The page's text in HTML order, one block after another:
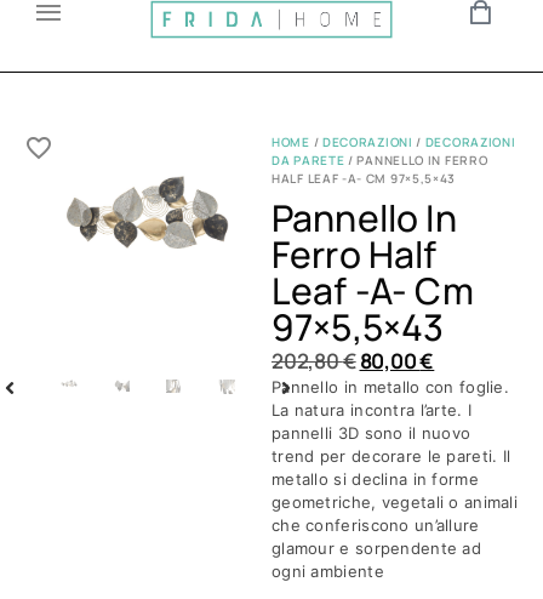
HOME / DECORAZIONI / DECORAZIONI
DA PARETE / PANNELLO IN FERRO
HALF LEAF -A- CM 97×5,5×43
Pannello In
Ferro Half
Leaf -a- Cm
97×5,5×43
202,80€80,00€
Pannello in metallo con foglie.
La natura incontra l’arte. I
pannelli 3D sono il nuovo
trend per decorare le pareti. Il
metallo si declina in forme
geometriche, vegetali o animali
che conferiscono un’allure
glamour e sorpendente ad
ogni ambiente